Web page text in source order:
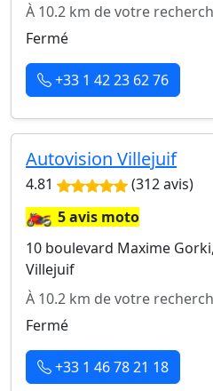
À 10.2 km de votre
Fermé
+33 1 42 23 62 76
Autovision Villejuif
4.81 (312 avis)
🏍️5 avis moto
10 boulevard Maxime
Villejuif
À 10.2 km de votre
Fermé
+33 1 46 78 21 18